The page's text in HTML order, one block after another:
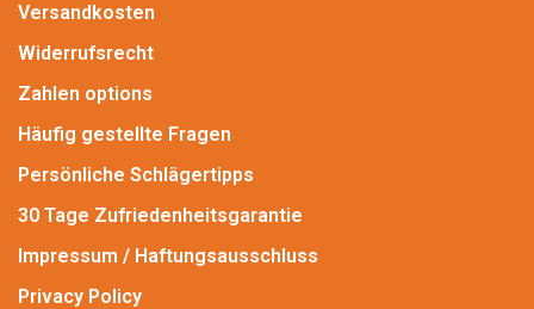
Versandkosten
Widerrufsrecht
Zahlen options
Häufig gestellte Fragen
Persönliche Schlägertipps
30 Tage Zufriedenheitsgarantie
Impressum / Haftungsausschluss
Privacy Policy